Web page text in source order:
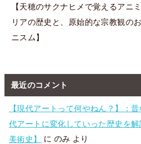
【天穂のサクナヒメで覚えるアニ
リアの歴史と、原始的な宗教観の
ニスム】
最近のコメント
【現代アートって何やねん？】：
代アートに変化していった歴史を
美術史】
に のみ より